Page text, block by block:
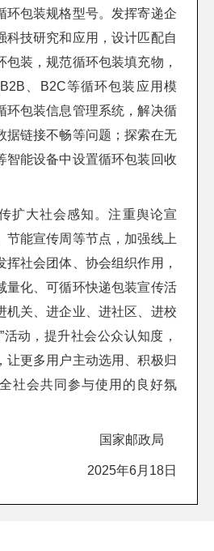
环包装规格型号。发挥寄递企
科技研究和应用，设计匹配自
装，规范循环包装填充物，
、B2C等循环包装应用模
环包装信息管理系统，解决循
据链接不畅等问题；探索在无
智能设备中设置循环包装回收
扩大社会感知。注重舆论宣
节能宣传周等节点，加强线上
社会团体、协会组织作用，
量化、可循环快递包装宣传活
机关、进企业、进社区、进校
活动，提升社会公众认知度，
让更多用户主动选用、积极归
社会共同参与使用的良好氛
国家邮政局
2025年6月18日